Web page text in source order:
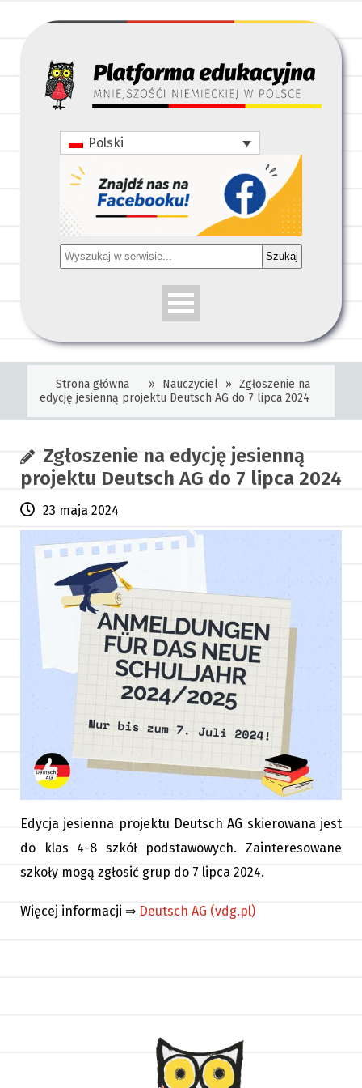
Polski
Szukaj
Strona główna » Nauczyciel » Zgłoszenie na
edycję jesienną projektu Deutsch AG do 7 lipca 2024
Zgłoszenie na edycję jesienną
projektu Deutsch AG do 7 lipca 2024
23 maja 2024
Edycja jesienna projektu Deutsch AG skierowana jest
do klas 4-8 szkół podstawowych. Zainteresowane
szkoły mogą zgłosić grup do 7 lipca 2024.
Więcej informacji ⇒ Deutsch AG (vdg.pl)